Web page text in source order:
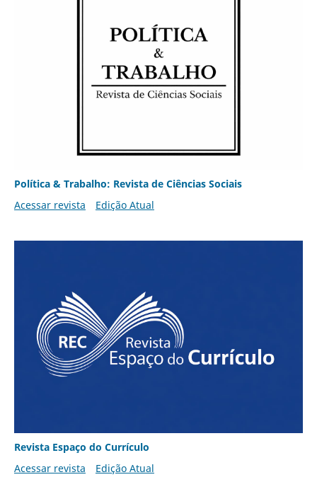
Política & Trabalho: Revista de Ciências Sociais
Acessar revista
Edição Atual
Revista Espaço do Currículo
Acessar revista
Edição Atual